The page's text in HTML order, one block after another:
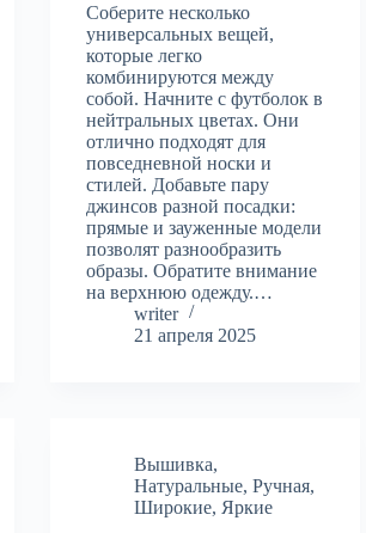
Соберите несколько
универсальных вещей,
которые легко
комбинируются между
собой. Начните с футболок в
нейтральных цветах. Они
отлично подходят для
повседневной носки и
стилей. Добавьте пару
джинсов разной посадки:
прямые и зауженные модели
позволят разнообразить
образы. Обратите внимание
на верхнюю одежду.…
writer
21 апреля 2025
Вышивка,
Натуральные,Ручная,
Широкие, Яркие